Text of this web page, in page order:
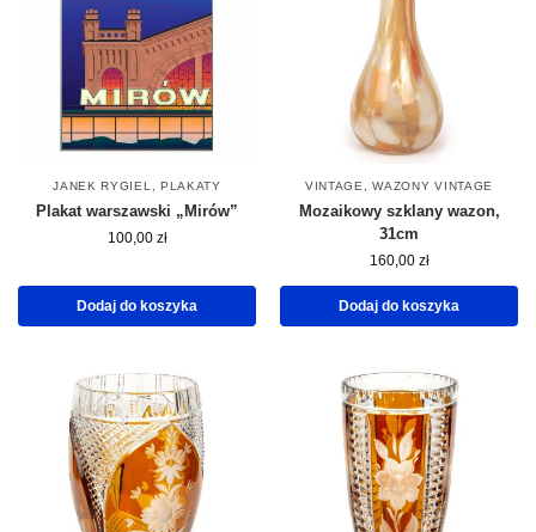
JANEK RYGIEL PLAKATY
Plakat warszawski „Mirów”
100,00 zł
Dodaj do koszyka
VINTAGE ,WAZONY VINTAGE
Mozaikowy szklany wazon,
31cm
160,00 zł
Dodaj do koszyka